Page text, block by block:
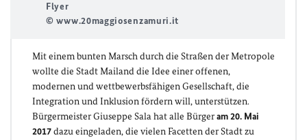
Flyer
© www.20maggiosenzamuri.it
Mit einem bunten Marsch durch die Straßen der Metropole
wollte die Stadt Mailand die Idee einer offenen,
modernen und wettbewerbsfähigen Gesellschaft, die
Integration und Inklusion fördern will, unterstützen.
Bürgermeister Giuseppe Sala hat alle Bürgeram 20. Mai
2017dazu eingeladen, die vielen Facetten der Stadt zu